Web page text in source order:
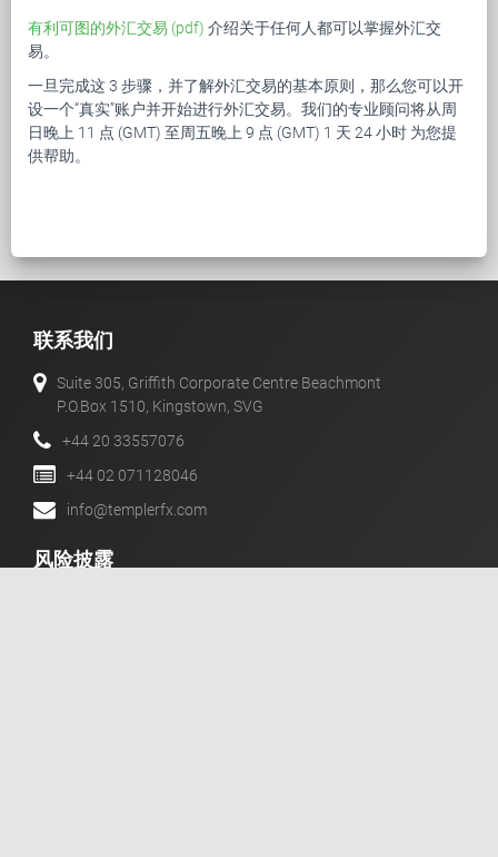
有利可图的外汇交易 (pdf) 介绍关于任何人都可以掌握外汇交
易。
一旦完成这 3 步骤，并了解外汇交易的基本原则，那么您可以开
设一个“真实”账户并开始进行外汇交易。我们的专业顾问将从周
日晚上 11 点 (GMT) 至周五晚上 9 点 (GMT) 1 天 24 小时 为您提
供帮助。
联系我们
Suite 305, Griffith Corporate Centre Beachmont
P.O.Box 1510, Kingstown, SVG
+44 20 33557076
+44 02 071128046
info@templerfx.com
风险披露